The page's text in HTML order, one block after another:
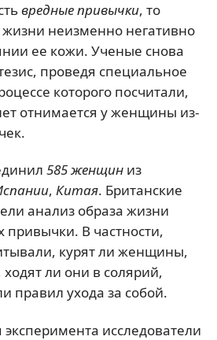
вредные привычки, то
неизменно негативно
ее кожи. Ученые снова
проведя специальное
которого посчитали,
отнимается у женщины из-
585 женщин из
, Китая. Британские
анализ образа жизни
В частности,
курят ли женщины,
ли они в солярий,
правил ухода за собой.
исследователи